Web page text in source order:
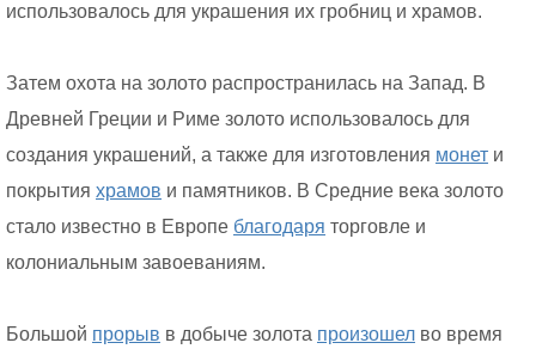
использовалось для украшения их гробниц и храмов.
Затем охота на золото распространилась на Запад. В
Древней Греции и Риме золото использовалось для
создания украшений, а также для изготовления монет и
покрытия храмов и памятников. В Средние века золото
стало известно в Европе благодаря торговле и
колониальным завоеваниям.
Большой прорыв в добыче золота произошел во время